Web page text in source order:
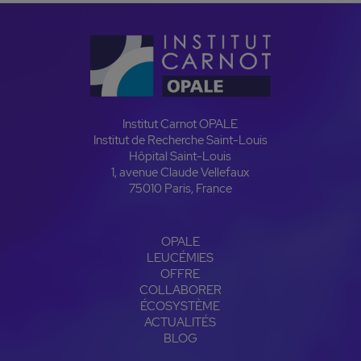
Institut Carnot OPALE
Institut de Recherche Saint-Louis
Hôpital Saint-Louis
1, avenue Claude Vellefaux
75010 Paris, France
OPALE
LEUCÉMIES
OFFRE
COLLABORER
ÉCOSYSTÈME
ACTUALITÉS
BLOG